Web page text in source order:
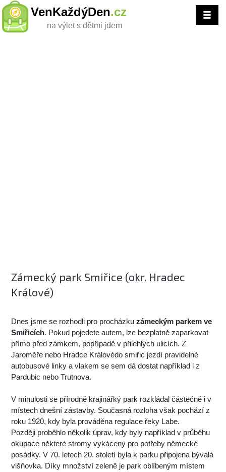
VenKaždýDen.cz
na výlet s dětmi jdem
Zámecký park Smiřice (okr. Hradec
Králové)
Dnes jsme se rozhodli pro procházkuzámeckým parkem ve
Smiřicích. Pokud pojedete autem, lze bezplatně zaparkovat
přímo před zámkem, popřípadě v přilehlých ulicích. Z
Jaroměře nebo Hradce Královédo smiřic jezdí pravidelné
autobusové linky a vlakem se sem dá dostat například i z
Pardubic nebo Trutnova.
V minulosti se přírodně krajinářký park rozkládal částečně i v
místech dnešní zástavby. Současná rozloha však pochází z
roku 1920, kdy byla prováděna regulace řeky Labe.
Později proběhlo několik úprav, kdy byly například v průběhu
okupace některé stromy vykáceny pro potřeby německé
posádky. V 70. letech 20. století byla k parku připojena bývalá
višňovka. Díky množství zeleně je park oblíbeným místem